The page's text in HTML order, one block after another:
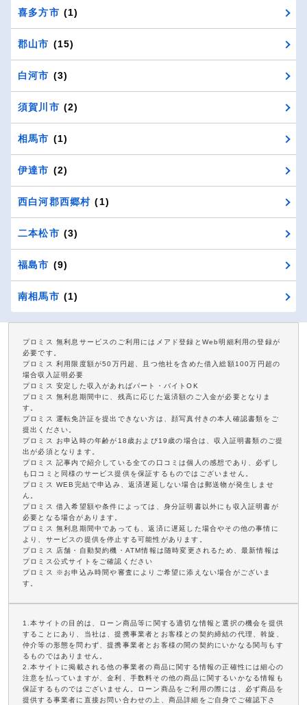
喜多方市 (1)
郡山市 (15)
白河市 (3)
須賀川市 (2)
相馬市 (1)
伊達市 (2)
西白河郡西郷村 (1)
二本松市 (3)
福島市 (9)
南相馬市 (1)
プロミス 無利息サービスのご利用にはメアド登録とWeb明細利用の登録が
必要です。
プロミス 利用限度額が50万円超、且つ他社を含めた借入総額100万円超の
場合収入証明必要
プロミス 安定した収入があればパート・バイトOK
プロミス 無利息期間中に、残高に応じた返済額のご入金が必要となりま
す。
プロミス 運転免許証を提出できない方は、顔写真付きの本人確認書類をご
提出ください。
プロミス お申込時の年齢が18歳および19歳の場合は、収入証明書類のご提
出が必須となります。
プロミス 記事内で紹介している全ての口コミは個人の感想であり、必ずし
も口コミと同様のサービス提供を保証するものではございません。
プロミス WEB完結で申込み、返済遅延しない場合は郵送物が発生しませ
ん。
プロミス 借入希望額や条件によっては、身分証明書以外にも収入証明書が
必要となる場合があります。
プロミス 無利息期間中であっても、返済に遅延した場合やその他の事情に
より、サービスの提供を停止する可能性があります。
プロミス 店舗・自動契約機・ATM情報は随時変更されるため、最新情報は
プロミス公式サイトをご確認ください
プロミス ※お申込み時間や審査によりご希望に添えない場合がございま
す。
1.本サイトの目的は、ローン商品等に関する適切な情報と選択の機会を提供
することにあり、当社は、提携事業者とお客様との契約締結の代理、斡旋、
仲介等の形態を問わず、提携事業者とお客様の間の契約にいかなる関与もす
るものではありません。
2.本サイトに掲載される他の事業者の商品に関する情報の正確性には細心の
注意を払っていますが、金利、手数料その他の商品に関するいかなる情報も
保証するものではございません。ローン商品をご利用の際には、必ず商品を
提供する事業者に直接お問い合わせの上、商品詳細をご自身でご確認下さ